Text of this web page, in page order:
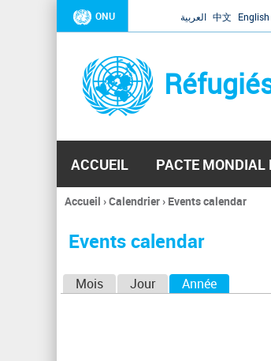
ONU العربية 中文 English
ACCUEIL PACTE MONDIAL
Vous
ici
Accueil ›Calendrier› Events calendar
Events calendar
Mois Jour Année